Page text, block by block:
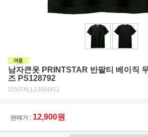
남자큰옷 PRINTSTAR 반팔티 베이직
즈 PS128792
115(3XL),120(4XL)
판매가 : 12,900원